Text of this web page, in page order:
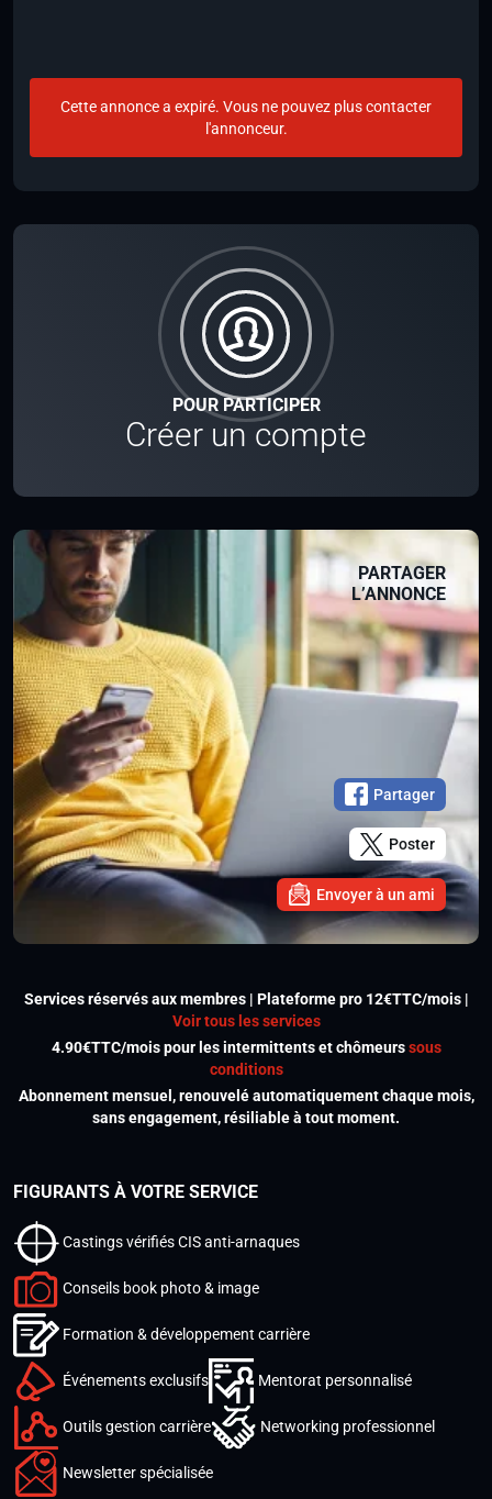
POUR PARTICIPER
Créer un compte
PARTAGER
L’ANNONCE
Partager
Poster
Envoyer à un ami
Cette annonce a expiré. Vous ne pouvez plus contacter
l'annonceur.
Services réservés aux membres | Plateforme pro 12€TTC/mois |
Voir tous les services
4.90€TTC/mois pour les intermittents et chômeurssous
conditions
Abonnement mensuel, renouvelé automatiquement chaque mois,
sans engagement, résiliable à tout moment.
FIGURANTS À VOTRE SERVICE
Castings vérifiés CIS anti-arnaques
Conseils book photo & image
Formation & développement carrière
Événements exclusifs Mentorat personnalisé
Outils gestion carrière Networking professionnel
Newsletter spécialisée